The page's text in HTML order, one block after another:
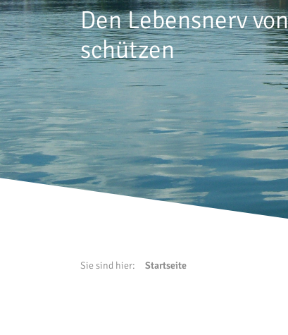
Vier Länder, ein See
Sie sind hier: Startseite